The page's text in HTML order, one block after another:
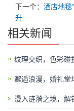
下一个： 酒店地毯
升
相关新闻
纹理交织，色彩碰
邂逅浪漫，婚礼堂
漫入涟漪之境，解